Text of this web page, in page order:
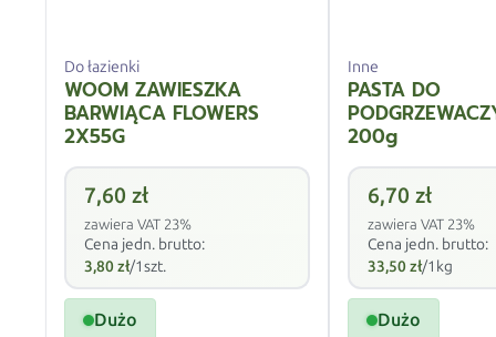
Do łazienki
WOOM ZAWIESZKA
BARWIĄCA FLOWERS
2X55G
7,60 zł
zawiera VAT 23%
Cena jedn. brutto:
3,80zł/1szt.
Dużo
Inne
PASTA DO
200g
6,70 zł
zawiera VAT 23%
Cena jedn. brutto:
33,50zł/1kg
Dużo